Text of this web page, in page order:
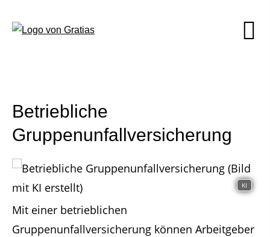
Betriebliche
Gruppenunfallversicherung
KI
Mit einer betrieblichen
Gruppenunfallversicherung können Arbeitgeber